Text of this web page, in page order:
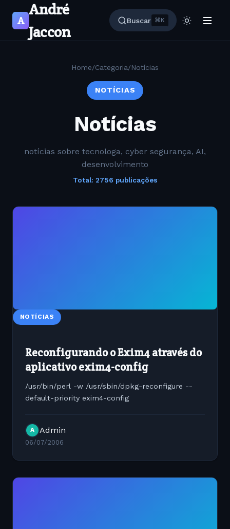
A
André
Jaccon
Buscar ⌘K
Home/Categoria/Notícias
NOTÍCIAS
Notícias
notícias sobre tecnologa, cyber segurança, AI,
desenvolvimento
Total: 2756 publicações
NOTÍCIAS
Reconfigurando o Exim4 através do
aplicativo exim4-config
/usr/bin/perl -w /usr/sbin/dpkg-reconfigure --
default-priority exim4-config
A Admin
06/07/2006